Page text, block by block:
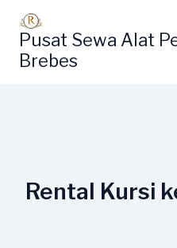
kontenPusat Sewa Alat
Brebes
Rental Kursi